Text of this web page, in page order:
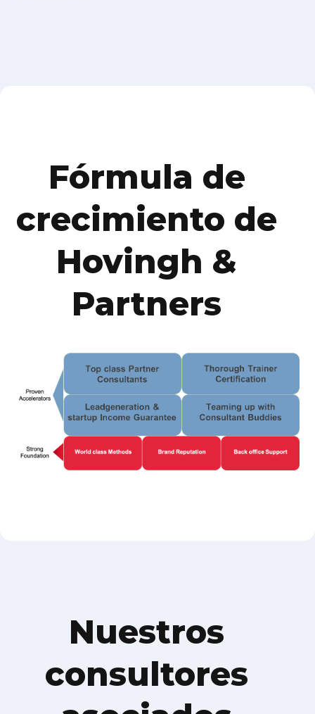
Fórmula de
crecimiento de
Hovingh &
Partners
Nuestros
consultores